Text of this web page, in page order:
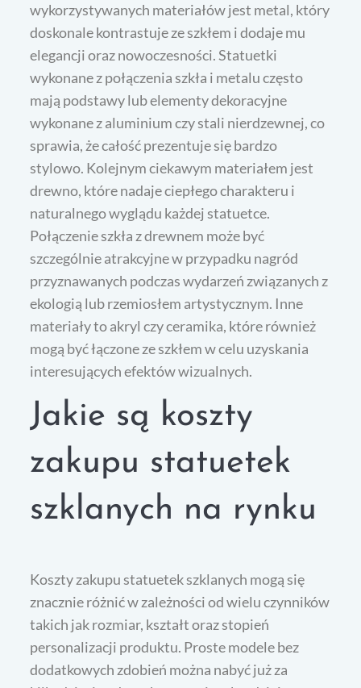
wykorzystywanych materiałów jest metal, który
doskonale kontrastuje ze szkłem i dodaje mu
elegancji oraz nowoczesności. Statuetki
wykonane z połączenia szkła i metalu często
mają podstawy lub elementy dekoracyjne
wykonane z aluminium czy stali nierdzewnej, co
sprawia, że całość prezentuje się bardzo
stylowo. Kolejnym ciekawym materiałem jest
drewno, które nadaje ciepłego charakteru i
naturalnego wyglądu każdej statuetce.
Połączenie szkła z drewnem może być
szczególnie atrakcyjne w przypadku nagród
przyznawanych podczas wydarzeń związanych z
ekologią lub rzemiosłem artystycznym. Inne
materiały to akryl czy ceramika, które również
mogą być łączone ze szkłem w celu uzyskania
interesujących efektów wizualnych.
Jakie są koszty
zakupu statuetek
szklanych na rynku
Koszty zakupu statuetek szklanych mogą się
znacznie różnić w zależności od wielu czynników
takich jak rozmiar, kształt oraz stopień
personalizacji produktu. Proste modele bez
dodatkowych zdobień można nabyć już za